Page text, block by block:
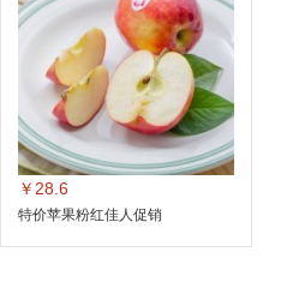
￥28.6
特价苹果粉红佳人促销